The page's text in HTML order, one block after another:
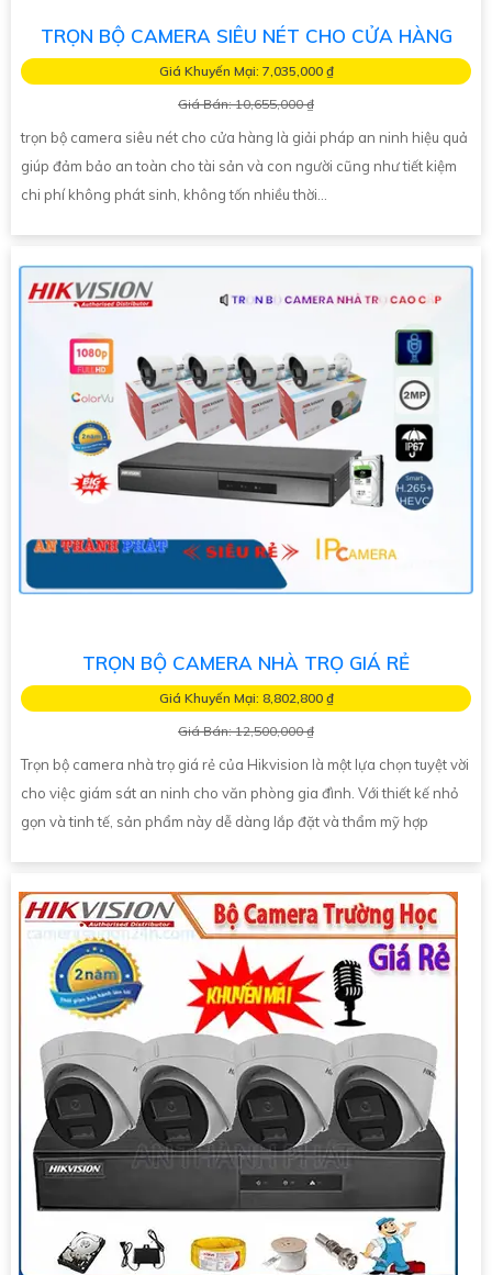
TRỌN BỘ CAMERA SIÊU NÉT CHO CỬA HÀNG
Giá Khuyến Mại: 7,035,000 ₫
Giá Bán: 10,655,000 ₫
trọn bộ camera siêu nét cho cửa hàng là giải pháp an ninh hiệu quả
giúp đảm bảo an toàn cho tài sản và con người cũng như tiết kiệm
chi phí không phát sinh, không tốn nhiều thời...
TRỌN BỘ CAMERA NHÀ TRỌ GIÁ RẺ
Giá Khuyến Mại: 8,802,800 ₫
Giá Bán: 12,500,000 ₫
Trọn bộ camera nhà trọ giá rẻ của Hikvision là một lựa chọn tuyệt vời
cho việc giám sát an ninh cho văn phòng gia đình. Với thiết kế nhỏ
gọn và tinh tế, sản phẩm này dễ dàng lắp đặt và thẩm mỹ hợp